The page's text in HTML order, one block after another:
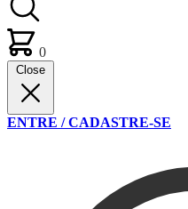
0
Close
ENTRE / CADASTRE-SE